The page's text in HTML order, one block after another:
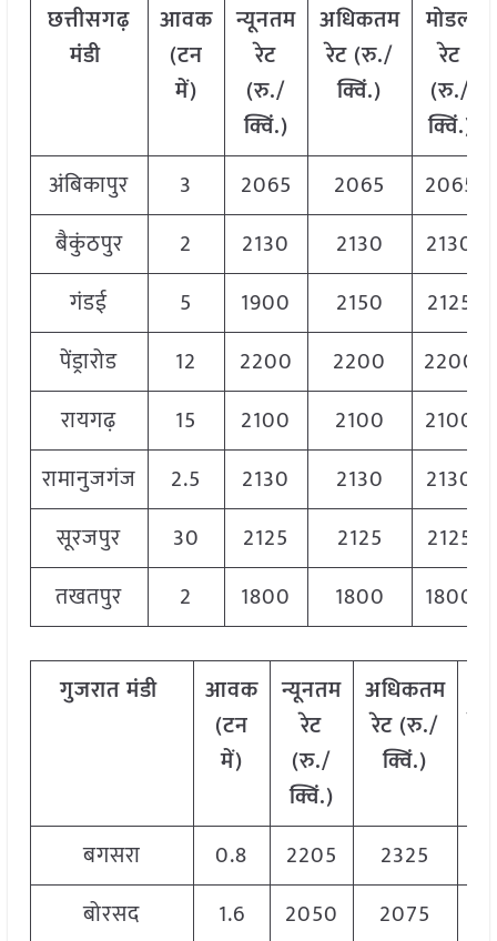
छत्तीसगढ़
मंडी
आवक
(टन
में)
न्यूनतम
रेट
(रु./
क्विं.)
अधिकतम
रेट (रु./
क्विं.)
मोडल
रेट
(रु./
क्विं.)
अंबिकापुर
3 2065 2065
2065
बैकुंठपुर
2 2130 2130
2130
गंडई
5 1900 2150
2125
पेंड्रारोड
12 2200 2200
2200
रायगढ़
15 2100 2100
2100
रामानुजगंज
2.5 2130 2130
2130
सूरजपुर
30 2125 2125
2125
तखतपुर
2 1800 1800 1800
गुजरातमंडी
आवक
(टन
में)
न्यूनतम
रेट
(रु./
क्विं.)
अधिकतम
रेट (रु./
क्विं.)
बगसरा 0.8 2205 2325
बोरसद
1.6 2050 2075